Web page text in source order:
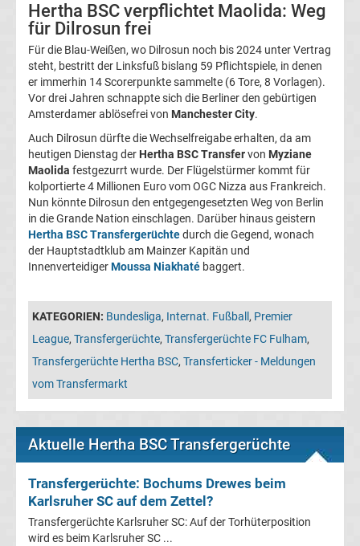
Leverkusen
Transfergerüchte
Bayern
Transfergerüchte
Borussia
Dortmund
Mönchengladbach
Transfergerüchte
Chemnitzer
FC
Transfergerüchte
Hertha BSC verpflichtet Maolida: Weg
für Dilrosun frei
Für die Blau-Weißen, wo Dilrosun noch bis 2024 unter Vertrag
steht, bestritt der Linksfuß bislang 59 Pflichtspiele, in denen
er immerhin 14 Scorerpunkte sammelte (6 Tore, 8 Vorlagen).
Vor drei Jahren schnappte sich die Berliner den gebürtigen
Amsterdamer ablösefrei von Manchester City.
Auch Dilrosun dürfte die Wechselfreigabe erhalten, da am
heutigen Dienstag der Hertha BSC Transfervon Myziane
Maolida festgezurrt wurde. Der Flügelstürmer kommt für
kolportierte 4 Millionen Euro vom OGC Nizza aus Frankreich.
Nun könnte Dilrosun den entgegengesetzten Weg von Berlin
in die Grande Nation einschlagen. Darüber hinaus geistern
Hertha BSC Transfergerüchtedurch die Gegend, wonach
der Hauptstadtklub am Mainzer Kapitän und
InnenverteidigerMoussa Niakhaté baggert.
KATEGORIEN: Bundesliga, Internat. Fußball , Premier
League, Transfergerüchte, Transfergerüchte FC Fulham,
Transfergerüchte Hertha BSC, Transferticker - Meldungen
vom Transfermarkt
Aktuelle Hertha BSC Transfergerüchte
Transfergerüchte: Bochums Drewes beim
Karlsruher SC auf dem Zettel?
Transfergerüchte Karlsruher SC: Auf der Torhüterposition
wird es beim Karlsruher SC ...